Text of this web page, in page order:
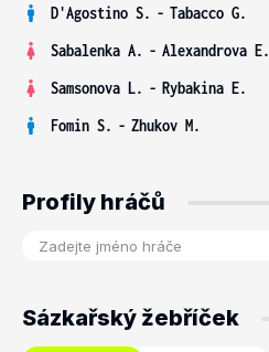
D'Agostino S. - Tabacco G.
Sabalenka A. - Alexandrova E.
Samsonova L. - Rybakina E.
Fomin S. - Zhukov M.
Profily hráčů
Sázkařský žebříček